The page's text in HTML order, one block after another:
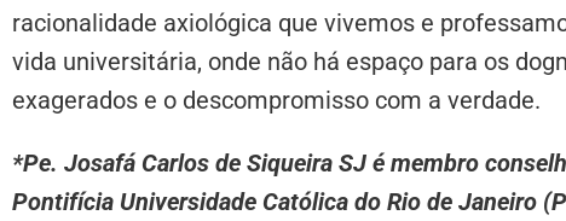
racionalidade axiológica que vivemos e
vida universitária, onde não há espaço para os
exagerados e o descompromisso com a verdade.
*Pe. Josafá Carlos de Siqueira SJ é membro
Pontifícia Universidade Católica do Rio de Janeiro